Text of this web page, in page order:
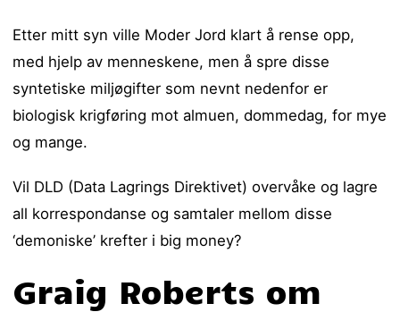
Etter mitt syn ville Moder Jord klart å rense opp,
med hjelp av menneskene, men å spre disse
syntetiske miljøgifter som nevnt nedenfor er
biologisk krigføring mot almuen, dommedag, for mye
og mange.
Vil DLD (Data Lagrings Direktivet) overvåke og lagre
all korrespondanse og samtaler mellom disse
‘demoniske’ krefter i big money?
Graig Roberts om